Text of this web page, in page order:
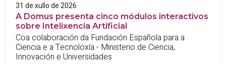
31 de xullo de 2026
A Domus presenta cinco módulos interactivos
sobre Intelixencia Artificial
Coa colaboración da Fundación Española para a
Ciencia e a Tecnoloxía - Ministerio de Ciencia,
Innovación e Universidades